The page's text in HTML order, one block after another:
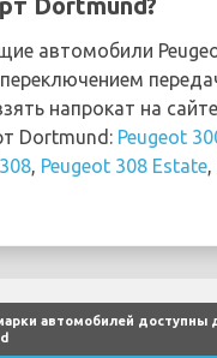
автомобили
напрокат на сайте
Dortmund: Peugeot
, Peugeot 308 Estate,
автомобилей доступны